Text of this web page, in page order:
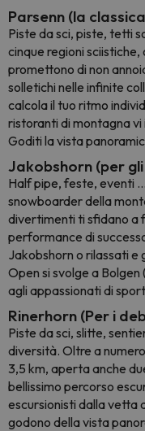
Parsenn (la
Piste da sci, piste, tetti
cinque regioni
promettono di non
solletichi nelle infinite
calcola il tuo ritmo
ristoranti di montagna
Goditi la vista
Jakobshorn (per
Half pipe, feste, eventi
snowboarder della
divertimenti ti sfidano a
performance di
Jakobshorn o rilassati e
Open si svolge a
agli appassionati di
Rinerhorn (Per i
Piste da sci, slitte,
diversità. Oltre a
3,5 km, aperta anche
bellissimo percorso
escursionisti dalla vetta
godono della vista